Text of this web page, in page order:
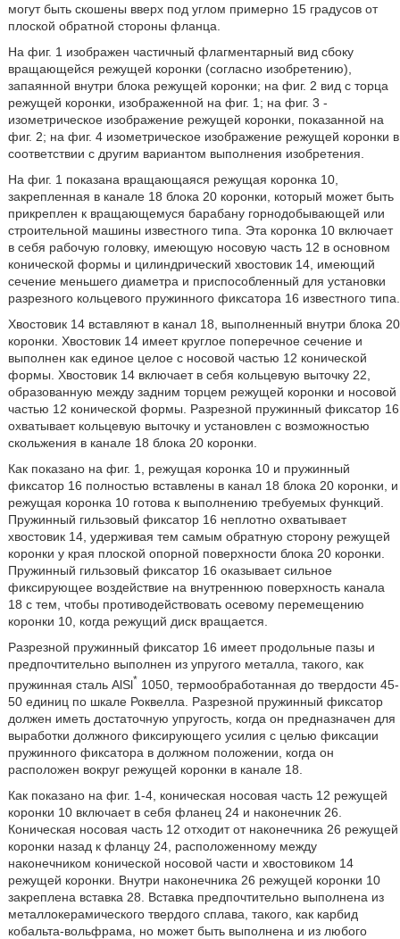
могут быть скошены вверх под углом примерно 15 градусов от
плоской обратной стороны фланца.
На фиг. 1 изображен частичный флагментарный вид сбоку
вращающейся режущей коронки (согласно изобретению),
запаянной внутри блока режущей коронки; на фиг. 2 вид с торца
режущей коронки, изображенной на фиг. 1; на фиг. 3 -
изометрическое изображение режущей коронки, показанной на
фиг. 2; на фиг. 4 изометрическое изображение режущей коронки в
соответствии с другим вариантом выполнения изобретения.
На фиг. 1 показана вращающаяся режущая коронка 10,
закрепленная в канале 18 блока 20 коронки, который может быть
прикреплен к вращающемуся барабану горнодобывающей или
строительной машины известного типа. Эта коронка 10 включает
в себя рабочую головку, имеющую носовую часть 12 в основном
конической формы и цилиндрический хвостовик 14, имеющий
сечение меньшего диаметра и приспособленный для установки
разрезного кольцевого пружинного фиксатора 16 известного типа.
Хвостовик 14 вставляют в канал 18, выполненный внутри блока 20
коронки. Хвостовик 14 имеет круглое поперечное сечение и
выполнен как единое целое с носовой частью 12 конической
формы. Хвостовик 14 включает в себя кольцевую выточку 22,
образованную между задним торцем режущей коронки и носовой
частью 12 конической формы. Разрезной пружинный фиксатор 16
охватывает кольцевую выточку и установлен с возможностью
скольжения в канале 18 блока 20 коронки.
Как показано на фиг. 1, режущая коронка 10 и пружинный
фиксатор 16 полностью вставлены в канал 18 блока 20 коронки, и
режущая коронка 10 готова к выполнению требуемых функций.
Пружинный гильзовый фиксатор 16 неплотно охватывает
хвостовик 14, удерживая тем самым обратную сторону режущей
коронки у края плоской опорной поверхности блока 20 коронки.
Пружинный гильзовый фиксатор 16 оказывает сильное
фиксирующее воздействие на внутреннюю поверхность канала
18 с тем, чтобы противодействовать осевому перемещению
коронки 10, когда режущий диск вращается.
Разрезной пружинный фиксатор 16 имеет продольные пазы и
предпочтительно выполнен из упругого металла, такого, как
пружинная сталь AlSl* 1050, термообработанная до твердости 45-
50 единиц по шкале Роквелла. Разрезной пружинный фиксатор
должен иметь достаточную упругость, когда он предназначен для
выработки должного фиксирующего усилия с целью фиксации
пружинного фиксатора в должном положении, когда он
расположен вокруг режущей коронки в канале 18.
Как показано на фиг. 1-4, коническая носовая часть 12 режущей
коронки 10 включает в себя фланец 24 и наконечник 26.
Коническая носовая часть 12 отходит от наконечника 26 режущей
коронки назад к фланцу 24, расположенному между
наконечником конической носовой части и хвостовиком 14
режущей коронки. Внутри наконечника 26 режущей коронки 10
закреплена вставка 28. Вставка предпочтительно выполнена из
металлокерамического твердого сплава, такого, как карбид
кобальта-вольфрама, но может быть выполнена и из любого